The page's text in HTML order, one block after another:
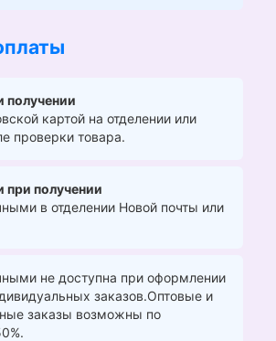
получении
картой на отделении или
проверки товара.
получении
в отделении Новой почты или
не доступна при оформлении
заказов.Оптовые и
заказы возможны по